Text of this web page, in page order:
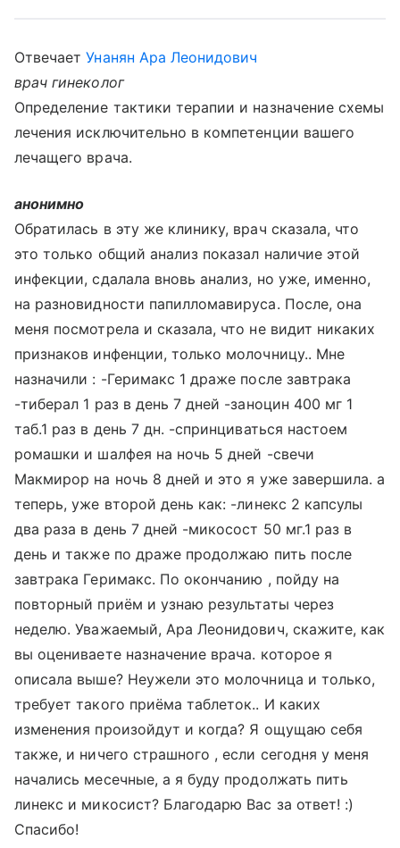
ОтвечаетУнанян Ара Леонидович
врач гинеколог
Определение тактики терапии и назначение схемы
лечения исключительно в компетенции вашего
лечащего врача.
анонимно
Обратилась в эту же клинику, врач сказала, что
это только общий анализ показал наличие этой
инфекции, сдалала вновь анализ, но уже, именно,
на разновидности папилломавируса. После, она
меня посмотрела и сказала, что не видит никаких
признаков инфенции, только молочницу.. Мне
назначили : -Геримакс 1 драже после завтрака
-тиберал 1 раз в день 7 дней -заноцин 400 мг 1
таб.1 раз в день 7 дн. -спринциваться настоем
ромашки и шалфея на ночь 5 дней -свечи
Макмирор на ночь 8 дней и это я уже завершила. а
теперь, уже второй день как: -линекс 2 капсулы
два раза в день 7 дней -микосост 50 мг.1 раз в
день и также по драже продолжаю пить после
завтрака Геримакс. По окончанию , пойду на
повторный приём и узнаю результаты через
неделю. Уважаемый, Ара Леонидович, скажите, как
вы оцениваете назначение врача. которое я
описала выше? Неужели это молочница и только,
требует такого приёма таблеток.. И каких
изменения произойдут и когда? Я ощущаю себя
также, и ничего страшного , если сегодня у меня
начались месечные, а я буду продолжать пить
линекс и микосист? Благодарю Вас за ответ! :)
Спасибо!